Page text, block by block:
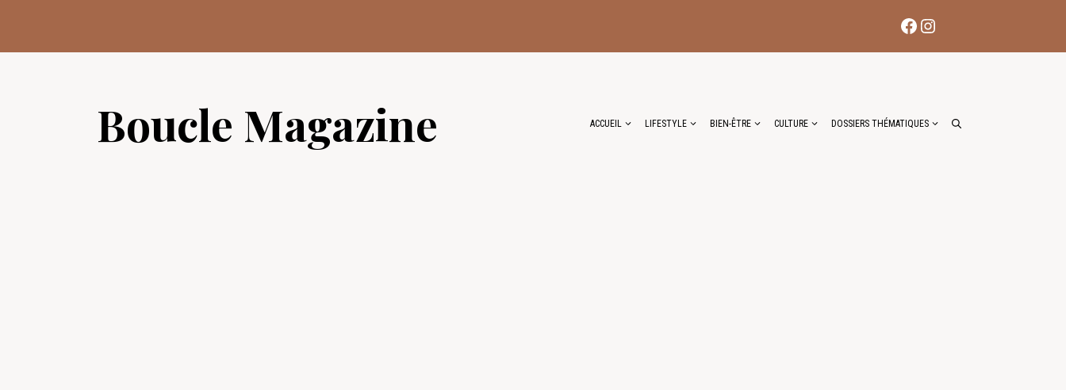
contenu
Facebook
Instagram
Boucle Magazine ACCUEIL LIFESTYLE BIEN-ÊTRE CULTURE DOSSIERS THÉMATIQUES